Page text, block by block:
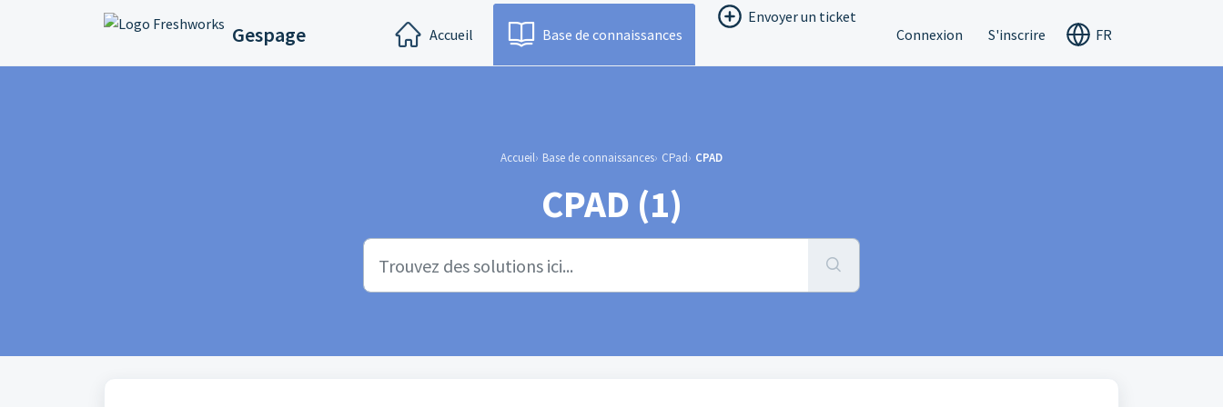
Passer au contenu principal
Gespage Accueil Base de connaissances
Envoyer un ticket
Connexion
S'inscrire FR
Accueil Base de connaissances CPad CPAD
CPAD (1)